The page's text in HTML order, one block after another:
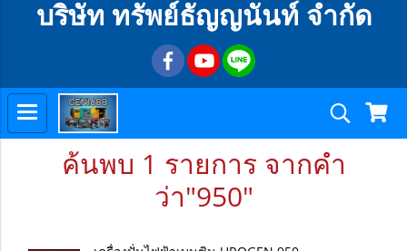
บริษัท ทรัพย์ธัญญนันท์ จำกัด
ค้นพบ 1 รายการ จากคำ
ว่า"950"